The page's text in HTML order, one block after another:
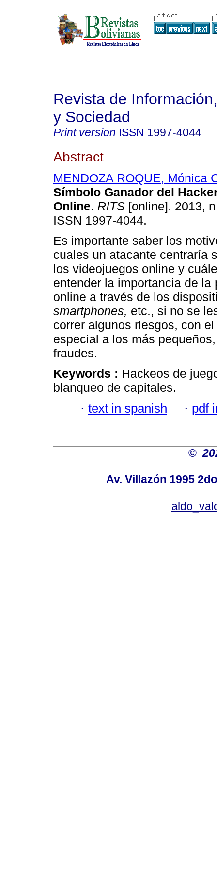
Revista de
y Sociedad
Print version ISSN 1997-4044
Abstract
MENDOZA ROQUE, Mónica
Símbolo Ganador del
Online. RITS [online]. 2013,
ISSN 1997-4044.
Es importante saber los
cuales un atacante centraría
los videojuegos online y
entender la importancia de
online a través de los
smartphones, etc., si no se
correr algunos riesgos, con
especial a los más
fraudes.
Keywords : Hackeos de
blanqueo de capitales.
· text in spanish · pdf
©
Av. Villazón 1995